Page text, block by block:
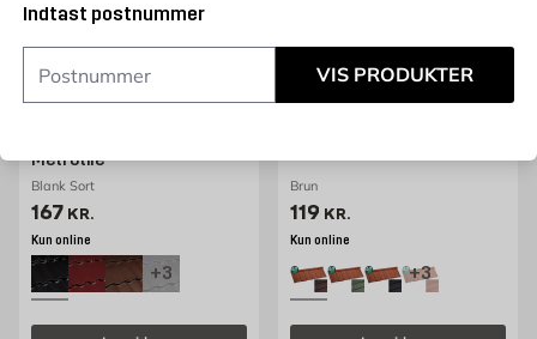
Indtast postnummer
VIS PRODUKTER
METROTILE
Metrotile
Blank Sort
Pris 167 kr. /stk
167 KR.
Kun online
+3
METROTILE
Brun
Pris 119 kr. /stk
119 KR.
Kun online
+3